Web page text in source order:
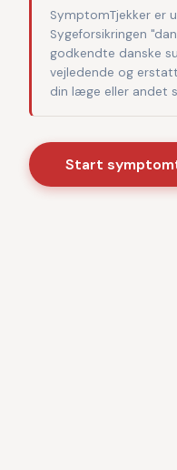
SymptomTjekker er
Sygeforsikringen
godkendte danske
vejledende og
din læge eller andet
Start